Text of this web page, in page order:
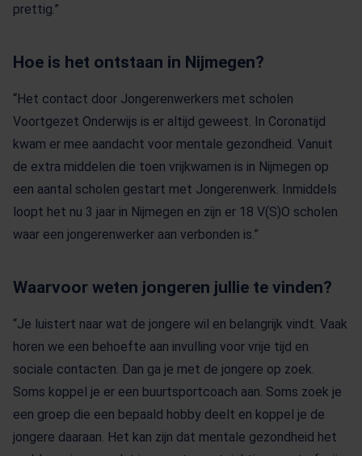
prettig.”
Hoe is het ontstaan in Nijmegen?
“Het contact door Jongerenwerkers met scholen
Voortgezet Onderwijs is er altijd geweest. In Coronatijd
kwam er mee aandacht voor mentale gezondheid. Vanuit
de extra middelen die toen vrijkwamen is in Nijmegen op
een aantal scholen gestart met Jongerenwerk. Inmiddels
loopt het nu 3 jaar in Nijmegen en zijn er 18 V(S)O scholen
waar een jongerenwerker aan verbonden is.”
Waarvoor weten jongeren jullie te vinden?
“Je luistert naar wat de jongere wil en belangrijk vindt. Vaak
horen we een behoefte aan invulling voor vrije tijd en
sociale contacten. Dan ga je met de jongere op zoek.
Soms koppel je er een buurtsportcoach aan. Soms zoek je
een groep die een bepaald hobby deelt en koppel je de
jongere daaraan. Het kan zijn dat mentale gezondheid het